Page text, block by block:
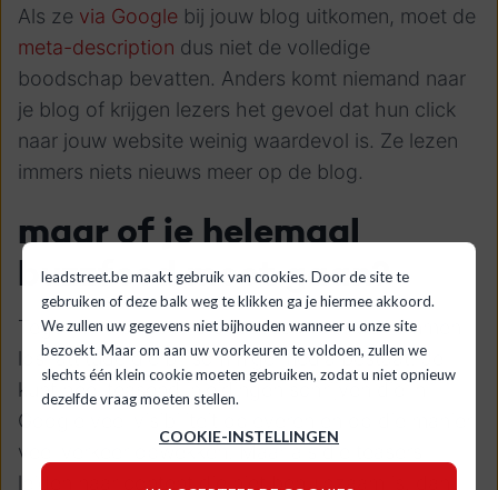
leadstreet.be maakt gebruik van cookies. Door de site te
gebruiken of deze balk weg te klikken ga je hiermee akkoord.
We zullen uw gegevens niet bijhouden wanneer u onze site
bezoekt. Maar om aan uw voorkeuren te voldoen, zullen we
slechts één klein cookie moeten gebruiken, zodat u niet opnieuw
dezelfde vraag moeten stellen.
COOKIE-INSTELLINGEN
Als ze via Google bij jouw blog uitkomen, moet de
meta-description dus niet de volledige
boodschap bevatten. Anders komt niemand naar
je blog of krijgen lezers het gevoel dat hun click
naar jouw website weinig waardevol is. Ze lezen
immers niets nieuws meer op de blog.
maar of je helemaal
buzzfeed moet gaan?
Tegelijkertijd moet je oppassen voor de ‘remmen
los’-attitude die bij sommige media bestaat. Je
kunt heel teasend inleidingen schrijven die in
Google veel visibiliteit opleveren en op die manier
veel verkeer opwekken. Maar als die teasers
leiden naar content die niet behulpzaam is, dan